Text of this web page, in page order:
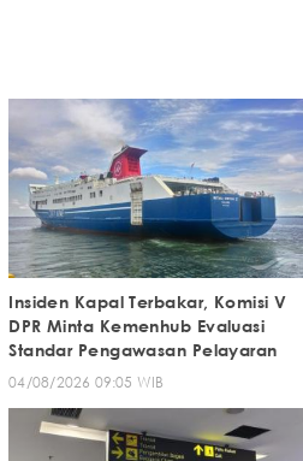
Insiden Kapal Terbakar, Komisi V
DPR Minta Kemenhub Evaluasi
Standar Pengawasan Pelayaran
04/08/2026 09:05 WIB